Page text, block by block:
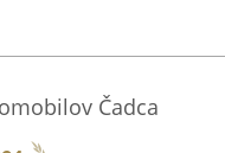
Čadca